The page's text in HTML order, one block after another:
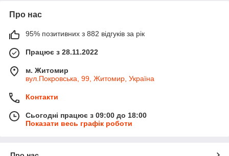
Про нас
95% позитивних з 882 відгуків за рік
Працює з 28.11.2022
м. Житомир
вул.Покровська, 99, Житомир, Україна
Контакти
Сьогодні працює з 09:00 до 18:00
Показати весь графік роботи